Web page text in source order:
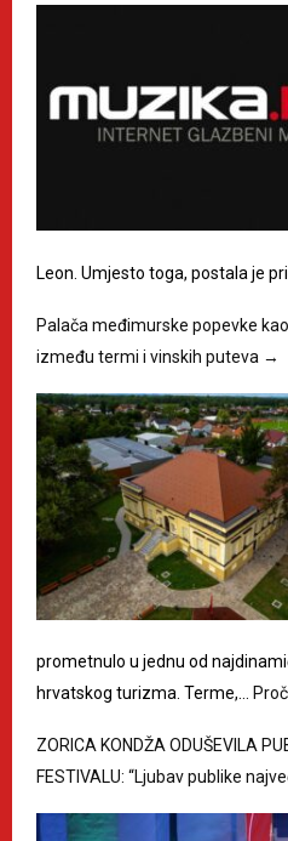
Leon. Umjesto toga, postala je
Palača međimurske popevke
između termi i vinskih puteva →
prometnulo u jednu od
hrvatskog turizma. Terme,…
ZORICA KONDŽA ODUŠEVILA
FESTIVALU: “Ljubav publike